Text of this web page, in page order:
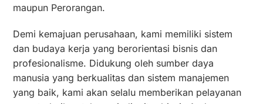
maupun Perorangan.
Demi kemajuan perusahaan, kami memiliki sistem
dan budaya kerja yang berorientasi bisnis dan
profesionalisme. Didukung oleh sumber daya
manusia yang berkualitas dan sistem manajemen
yang baik, kami akan selalu memberikan pelayanan